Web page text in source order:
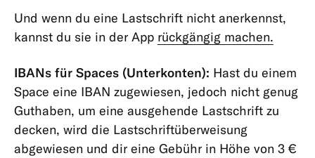
Und wenn du eine Lastschrift nicht anerkennst,
kannst du sie in der App rückgängig machen.
IBANs für Spaces (Unterkonten): Hast du einem
Space eine IBAN zugewiesen, jedoch nicht genug
Guthaben, um eine ausgehende Lastschrift zu
decken, wird die Lastschriftüberweisung
abgewiesen und dir eine Gebühr in Höhe von 3 €